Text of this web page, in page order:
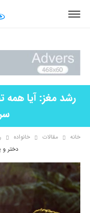
رشد مغز: آیا همه
خانه مقالات خانواده
دختر